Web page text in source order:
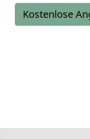
Kostenlose